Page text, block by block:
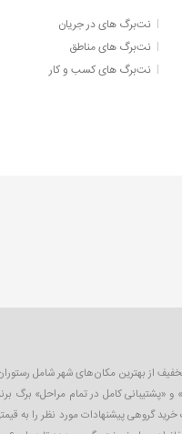
نت‌برگ های در جریان
نت‌برگ های مناطق
نت‌برگ های کسب و کار
بزرگترین سایت تخفیف گروهی در ایران است که به صورت روزانه پیشنهاداتی
کامل در تمام مراحل» برگ
خرید گروهی پیشنهادات مورد نظر